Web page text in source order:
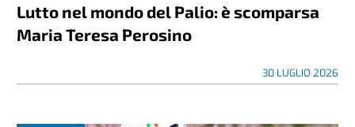
Lutto nel mondo del Palio: è scomparsa
Maria Teresa Perosino
30 LUGLIO 2026